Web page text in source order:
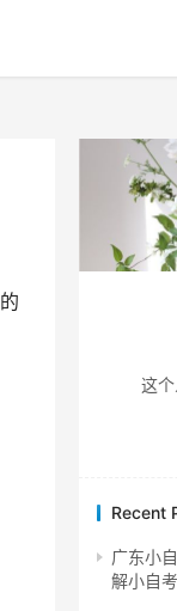
这
Recent
广东小
解小自